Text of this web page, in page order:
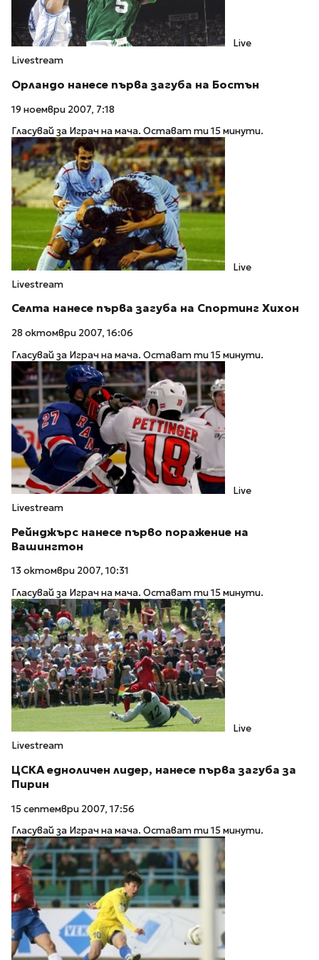
Live
Livestream
Орландо нанесе първа загуба на Бостън
19 ноември 2007, 7:18
Гласувай за Играч на мача. Остават ти 15 минути.
Live
Livestream
Селта нанесе първа загуба на Спортинг Хихон
28 октомври 2007, 16:06
Гласувай за Играч на мача. Остават ти 15 минути.
Live
Livestream
Рейнджърс нанесе първо поражение на
Вашингтон
13 октомври 2007, 10:31
Гласувай за Играч на мача. Остават ти 15 минути.
Live
Livestream
ЦСКА едноличен лидер, нанесе първа загуба за
Пирин
15 септември 2007, 17:56
Гласувай за Играч на мача. Остават ти 15 минути.